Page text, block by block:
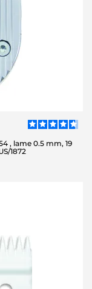
, lame 0.5 mm, 19
1872